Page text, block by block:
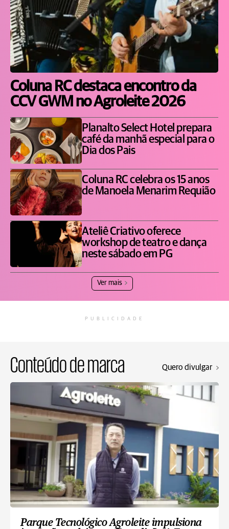
Coluna RC destaca encontro da
CCV GWM no Agroleite 2026
Planalto Select Hotel prepara
café da manhã especial para o
Dia dos Pais
Coluna RC celebra os 15 anos
de Manoela Menarim Requião
Ateliê Criativo oferece
workshop de teatro e dança
neste sábado em PG
Ver mais
PUBLICIDADE
Conteúdo de marca Quero divulgar
Parque Tecnológico Agroleite impulsiona